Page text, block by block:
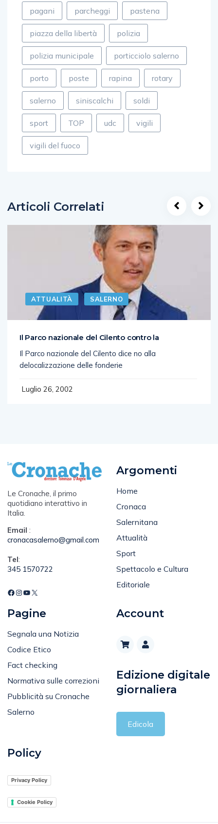
pagani parcheggi pastena
piazza della libertà polizia
polizia municipale porticciolo salerno
porto poste rapina rotary
salerno siniscalchi soldi
sport TOP udc vigili
vigili del fuoco
Articoli Correlati
ATTUALITÀ SALERNO
Il Parco nazionale del Cilento contro la
Il Parco nazionale del Cilento dice no alla
delocalizzazione delle fonderie
Luglio 26, 2002
Le Cronache, il primo
quotidiano interattivo in
Italia.
Email :
cronacasalerno@gmail.com
Tel:
345 1570722
Argomenti
Home
Cronaca
Salernitana
Attualità
Sport
Spettacolo e Cultura
Editoriale
Pagine
Segnala una Notizia
Codice Etico
Fact checking
Normativa sulle correzioni
Pubblicità su Cronache
Salerno
Account
Edizione digitale
giornaliera
Edicola
Policy
Privacy Policy
Cookie Policy